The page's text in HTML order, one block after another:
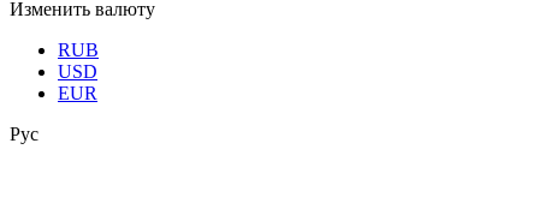
Изменить валюту
RUB
USD
EUR
Рус